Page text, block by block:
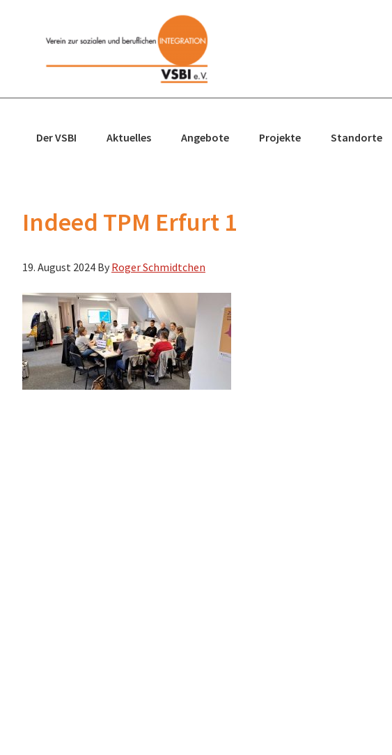
Hauptnavigation
Seitenspalte
Fußzeile
Der VSBI Aktuelles Angebote Projekte Standorte
Indeed TPM Erfurt 1
19. August 2024 By Roger Schmidtchen